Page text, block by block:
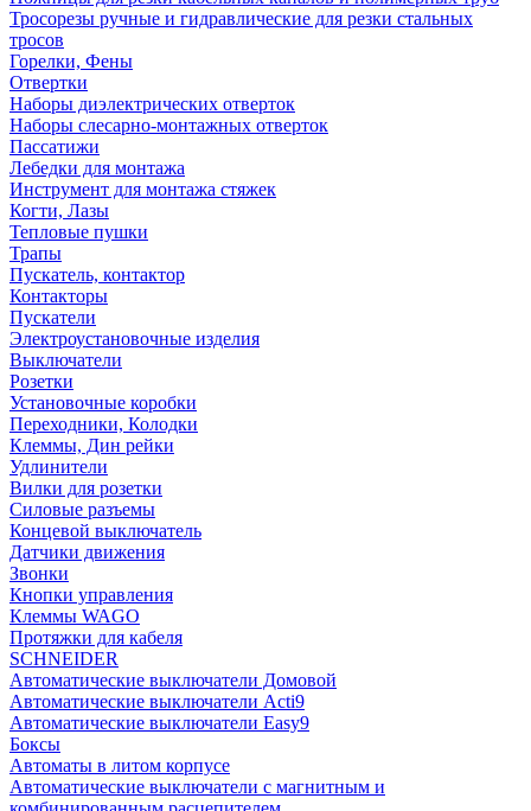
Тросорезы ручные и гидравлические для резки стальных
тросов
Горелки, Фены
Отвертки
Наборы диэлектрических отверток
Наборы слесарно-монтажных отверток
Пассатижи
Лебедки для монтажа
Инструмент для монтажа стяжек
Когти, Лазы
Тепловые пушки
Трапы
Пускатель, контактор
Контакторы
Пускатели
Электроустановочные изделия
Выключатели
Розетки
Установочные коробки
Переходники, Колодки
Клеммы, Дин рейки
Удлинители
Вилки для розетки
Силовые разъемы
Концевой выключатель
Датчики движения
Звонки
Кнопки управления
Клеммы WAGO
Протяжки для кабеля
SCHNEIDER
Автоматические выключатели Домовой
Автоматические выключатели Acti9
Автоматические выключатели Easy9
Боксы
Автоматы в литом корпусе
Автоматические выключатели с магнитным и